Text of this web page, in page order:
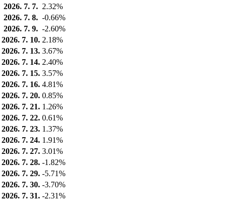
2026. 7. 7. 2.32%
2026. 7. 8. -0.66%
2026. 7. 9. -2.60%
2026. 7. 10. 2.18%
2026. 7. 13. 3.67%
2026. 7. 14. 2.40%
2026. 7. 15. 3.57%
2026. 7. 16. 4.81%
2026. 7. 20. 0.85%
2026. 7. 21. 1.26%
2026. 7. 22. 0.61%
2026. 7. 23. 1.37%
2026. 7. 24. 1.91%
2026. 7. 27. 3.01%
2026. 7. 28. -1.82%
2026. 7. 29. -5.71%
2026. 7. 30. -3.70%
2026. 7. 31. -2.31%